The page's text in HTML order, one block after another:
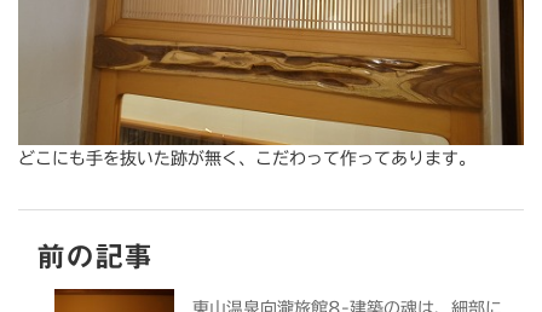
どこにも手を抜いた跡が無く、こだわって作ってあります。
前の記事
東山温泉向瀧旅館8-建築の魂は、細部に